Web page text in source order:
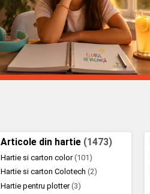
Articole din hartie (1473)
Hartie si carton color(101)
Hartie si carton Colotech(2)
Hartie pentru plotter(3)